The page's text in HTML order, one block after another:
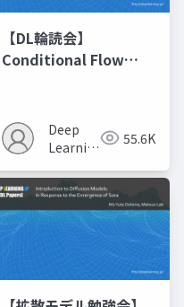
【DL輪読会】
Conditional Flow
Deep
Learning
55.6K